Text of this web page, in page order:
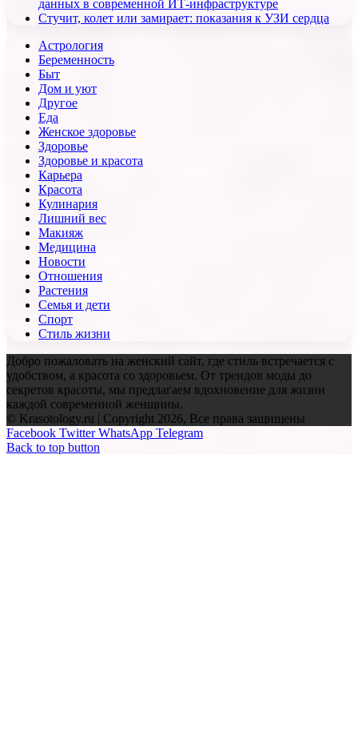
данных в современной ИТ-инфраструктуре
Стучит, колет или замирает: показания к УЗИ сердца
Астрология
Беременность
Быт
Дом и уют
Другое
Еда
Женское здоровье
Здоровье
Здоровье и красота
Карьера
Красота
Кулинария
Лишний вес
Макияж
Медицина
Новости
Отношения
Растения
Семья и дети
Спорт
Стиль жизни
Добро пожаловать на женский сайт, где стиль встречается с
удобством, а красота со здоровьем. От трендов моды до
секретов красоты, мы предлагаем вдохновение для жизни
каждой современной женщины.
© Krasotology.ru | Copyright 2026, Все права защищены
Facebook Twitter WhatsApp Telegram
Back to top button